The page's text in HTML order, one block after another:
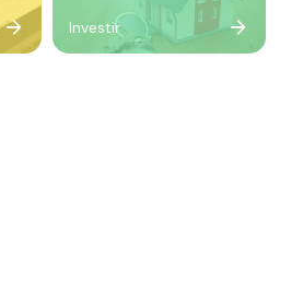
Investir